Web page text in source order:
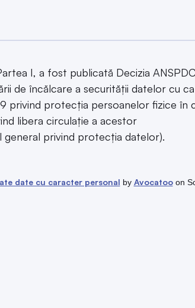
I, a fost publicată Decizia
de încălcare a securităţii datelor cu
privind protecţia persoanelor fizice în
libera circulaţie a acestor
general privind protecţia datelor).
date cu caracter personal by Avocatooon